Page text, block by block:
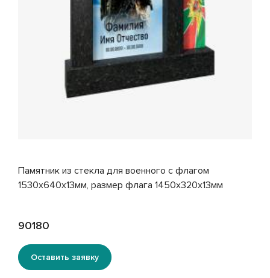
Фотография из стекла на подставке 400x600x300
мм
25000
Оставить заявку